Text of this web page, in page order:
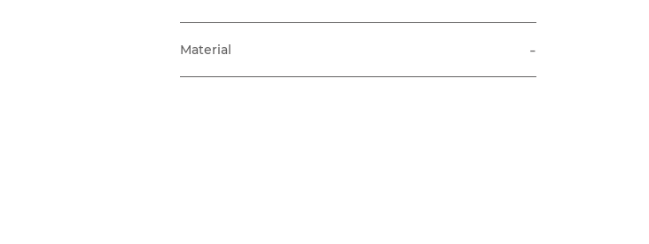
Material -